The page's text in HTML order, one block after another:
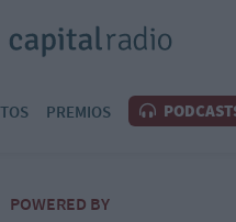
PREMIOS
POWERED BY